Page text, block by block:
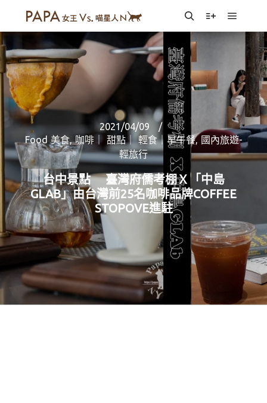
SearchMore info
Main
2021/04/09
Food 美食,咖啡｜ 甜點｜ 輕食｜早午餐, 國內旅遊-
輕旅行
台中景點 臺灣府儒考棚Ｘ「中島
GLAB」由台灣前25名咖啡品牌COFFEE
STOPOVE進駐